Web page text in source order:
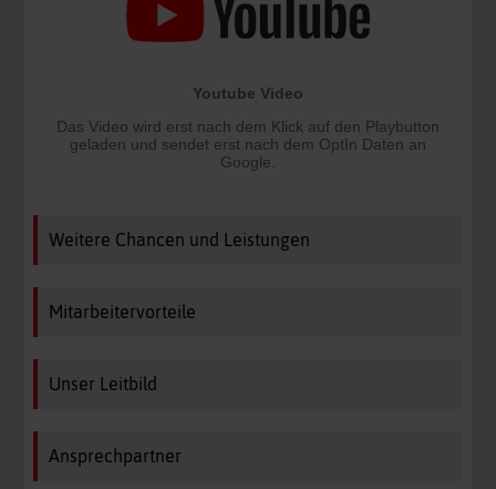
Weitere Chancen und Leistungen
Mitarbeitervorteile
Unser Leitbild
Ansprechpartner